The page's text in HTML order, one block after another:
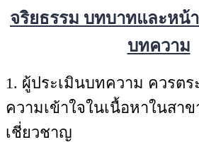
จริยธรรม บทบาทและหน้
บทความ
1. ผู้ประเมินบทความ ควรต
ความเข้าใจในเนื้อหาในสา
เชี่ยวชาญ